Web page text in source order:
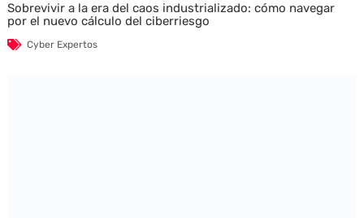
Sobrevivir a la era del caos industrializado: cómo navegar
por el nuevo cálculo del ciberriesgo
Cyber Expertos